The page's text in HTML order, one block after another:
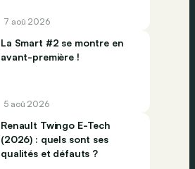
7 aoû 2026
La Smart #2 se montre en
avant-première !
5 aoû 2026
Renault Twingo E-Tech
(2026) : quels sont ses
qualités et défauts ?